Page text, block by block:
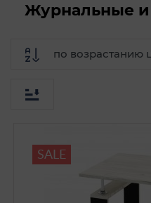
Журнальные и
SALE